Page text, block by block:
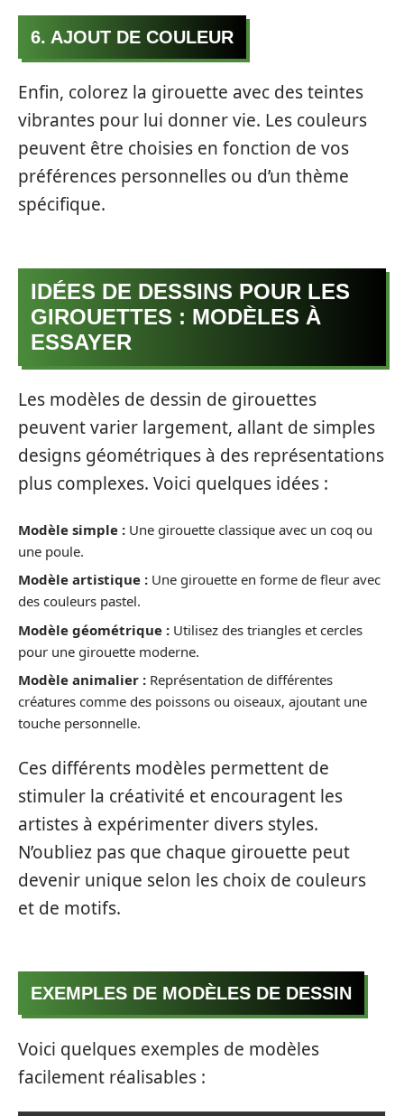
6. AJOUT DE COULEUR
Enfin, colorez la girouette avec des teintes
vibrantes pour lui donner vie. Les couleurs
peuvent être choisies en fonction de vos
préférences personnelles ou d’un thème
spécifique.
IDÉES DE DESSINS POUR LES
GIROUETTES : MODÈLES À
ESSAYER
Les modèles de dessin de girouettes
peuvent varier largement, allant de simples
designs géométriques à des représentations
plus complexes. Voici quelques idées :
Modèle simple : Une girouette classique avec un coq ou
une poule.
Modèle artistique : Une girouette en forme de fleur avec
des couleurs pastel.
Modèle géométrique : Utilisez des triangles et cercles
pour une girouette moderne.
Modèle animalier : Représentation de différentes
créatures comme des poissons ou oiseaux, ajoutant une
touche personnelle.
Ces différents modèles permettent de
stimuler la créativité et encouragent les
artistes à expérimenter divers styles.
N’oubliez pas que chaque girouette peut
devenir unique selon les choix de couleurs
et de motifs.
EXEMPLES DE MODÈLES DE DESSIN
Voici quelques exemples de modèles
facilement réalisables :